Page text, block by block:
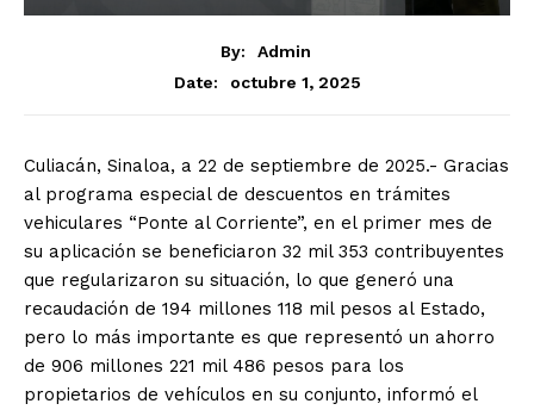
By:
Admin
Date:
octubre 1, 2025
Culiacán, Sinaloa, a 22 de septiembre de 2025.- Gracias
al programa especial de descuentos en trámites
vehiculares “Ponte al Corriente”, en el primer mes de
su aplicación se beneficiaron 32 mil 353 contribuyentes
que regularizaron su situación, lo que generó una
recaudación de 194 millones 118 mil pesos al Estado,
pero lo más importante es que representó un ahorro
de 906 millones 221 mil 486 pesos para los
propietarios de vehículos en su conjunto, informó el